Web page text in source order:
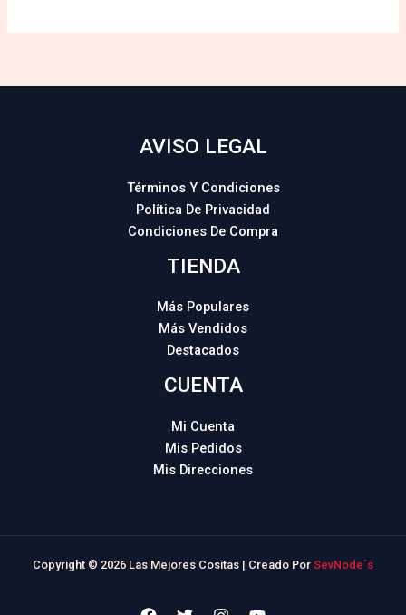
AVISO LEGAL
Términos Y Condiciones
Política De Privacidad
Condiciones De Compra
TIENDA
Más Populares
Más Vendidos
Destacados
CUENTA
Mi Cuenta
Mis Pedidos
Mis Direcciones
Copyright © 2026 Las Mejores Cositas | Creado Por SevNode´s